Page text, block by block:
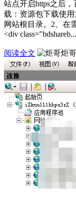
站点开启https之后
载：资源包下载使用
网站根目录。2、在
<div class="bdshareb...
阅读全文 炬哥